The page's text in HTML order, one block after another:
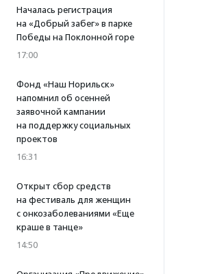
Началась регистрация
на «Добрый забег» в парке
Победы на Поклонной горе
17:00
Фонд «Наш Норильск»
напомнил об осенней
заявочной кампании
на поддержку социальных
проектов
16:31
Открыт сбор средств
на фестиваль для женщин
с онкозаболеваниями «Еще
краше в танце»
14:50